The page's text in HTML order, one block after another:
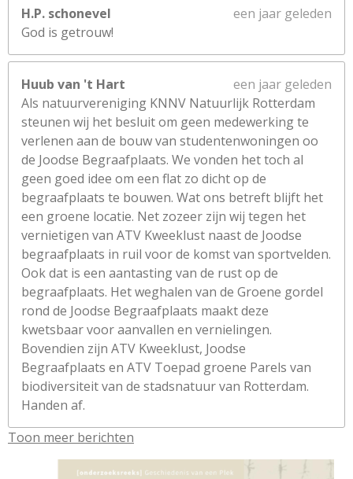
H.P. schonevel
een jaar geleden
God is getrouw!
Huub van 't Hart
een jaar geleden
Als natuurvereniging KNNV Natuurlijk Rotterdam
steunen wij het besluit om geen medewerking te
verlenen aan de bouw van studentenwoningen oo
de Joodse Begraafplaats. We vonden het toch al
geen goed idee om een flat zo dicht op de
begraafplaats te bouwen. Wat ons betreft blijft het
een groene locatie. Net zozeer zijn wij tegen het
vernietigen van ATV Kweeklust naast de Joodse
begraafplaats in ruil voor de komst van sportvelden.
Ook dat is een aantasting van de rust op de
begraafplaats. Het weghalen van de Groene gordel
rond de Joodse Begraafplaats maakt deze
kwetsbaar voor aanvallen en vernielingen.
Bovendien zijn ATV Kweeklust, Joodse
Begraafplaats en ATV Toepad groene Parels van
biodiversiteit van de stadsnatuur van Rotterdam.
Handen af.
Toon meer berichten